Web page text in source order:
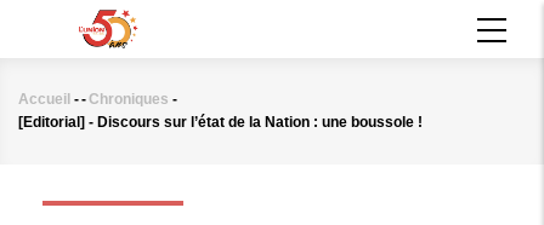
principal
Fil
Accueil --Chroniques -
[Editorial] - Discours sur l’état de la Nation : une boussole !